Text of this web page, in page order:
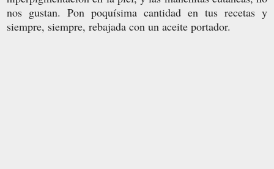
nos gustan. Pon poquísima cantidad en tus recetas y
siempre, siempre, rebajada con un aceite portador.